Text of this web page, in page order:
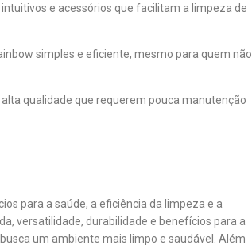
e acessórios que facilitam a limpeza de
simples e eficiente, mesmo para quem não
qualidade que requerem pouca manutenção
para a saúde, a eficiência da limpeza e a
versatilidade, durabilidade e benefícios para a
um ambiente mais limpo e saudável. Além